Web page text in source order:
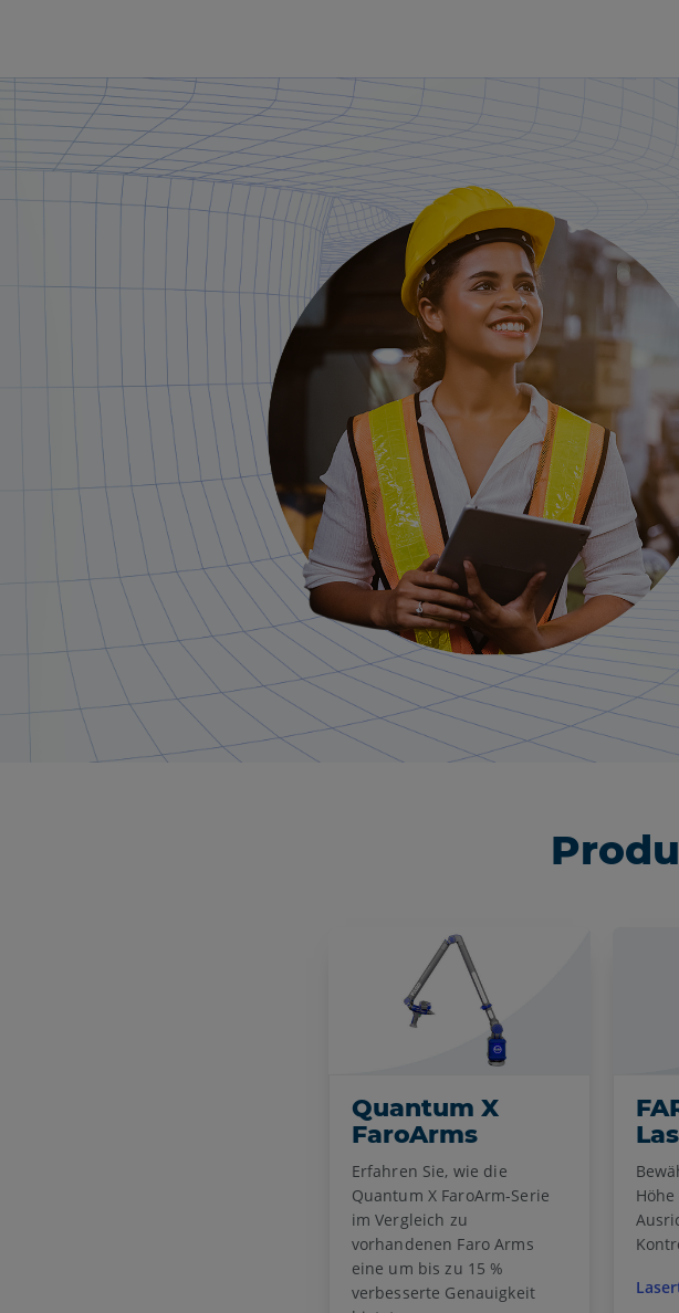
Quantum X
FaroArms
Erfahren Sie, wie die
Quantum X FaroArm-Serie
im Vergleich zu
vorhandenen Faro Arms
eine um bis zu 15 %
verbesserte Genauigkeit